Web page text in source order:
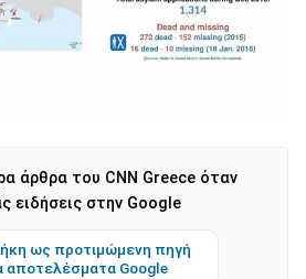
άρθρα του CNN Greece όταν
ειδήσεις στην Google
ως προτιμώμενη πηγή
αποτελέσματα Google